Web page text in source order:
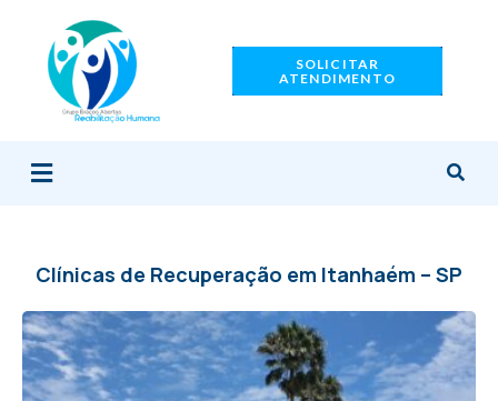
conteúdo
SOLICITAR
ATENDIMENTO
Menu
Clínicas de Recuperação em Itanhaém – SP